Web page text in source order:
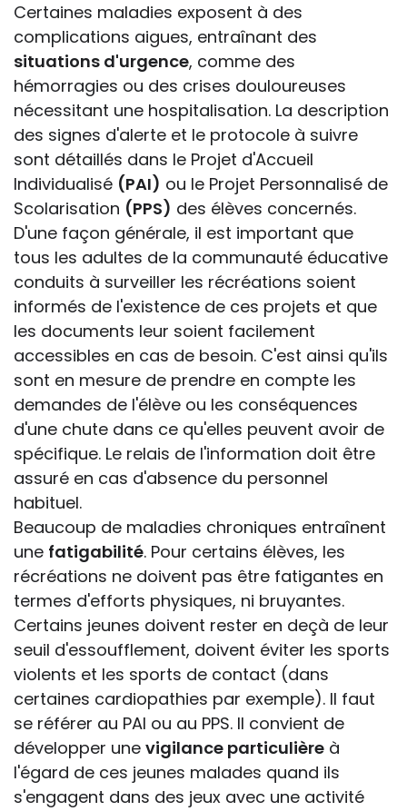
Certaines maladies exposent à des
complications aigues, entraînant des
situations d'urgence, comme des
hémorragies ou des crises douloureuses
nécessitant une hospitalisation. La description
des signes d'alerte et le protocole à suivre
sont détaillés dans le Projet d'Accueil
Individualisé (PAI) ou le Projet Personnalisé de
Scolarisation (PPS) des élèves concernés.
D'une façon générale, il est important que
tous les adultes de la communauté éducative
conduits à surveiller les récréations soient
informés de l'existence de ces projets et que
les documents leur soient facilement
accessibles en cas de besoin. C'est ainsi qu'ils
sont en mesure de prendre en compte les
demandes de l'élève ou les conséquences
d'une chute dans ce qu'elles peuvent avoir de
spécifique. Le relais de l'information doit être
assuré en cas d'absence du personnel
habituel.
Beaucoup de maladies chroniques entraînent
une fatigabilité. Pour certains élèves, les
récréations ne doivent pas être fatigantes en
termes d'efforts physiques, ni bruyantes.
Certains jeunes doivent rester en deçà de leur
seuil d'essoufflement, doivent éviter les sports
violents et les sports de contact (dans
certaines cardiopathies par exemple). Il faut
se référer au PAI ou au PPS. Il convient de
développer une vigilance particulière à
l'égard de ces jeunes malades quand ils
s'engagent dans des jeux avec une activité